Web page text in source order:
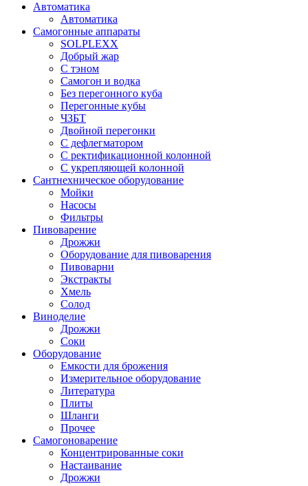
Автоматика
Автоматика
Самогонные аппараты
SOLPLEXX
Добрый жар
С тэном
Самогон и водка
Без перегонного куба
Перегонные кубы
ЧЗБТ
Двойной перегонки
С дефлегматором
С ректификационной колонной
С укрепляющей колонной
Сантнехническое оборудование
Мойки
Насосы
Фильтры
Пивоварение
Дрожжи
Оборудование для пивоварения
Пивоварни
Экстракты
Хмель
Солод
Виноделие
Дрожжи
Соки
Оборудование
Емкости для брожения
Измерительное оборудование
Литература
Плиты
Шланги
Прочее
Самогоноварение
Концентрированные соки
Настаивание
Дрожжи